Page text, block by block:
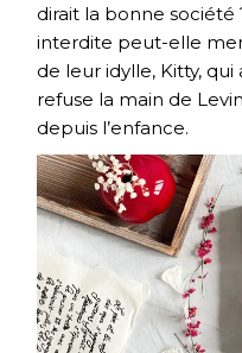
dirait la bonne société
interdite peut-elle
de leur idylle, Kitty,
refuse la main de
depuis l’enfance.